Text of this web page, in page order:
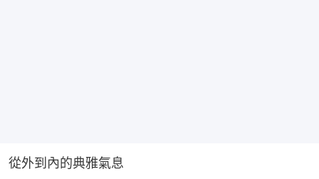
從外到內的典雅氣息